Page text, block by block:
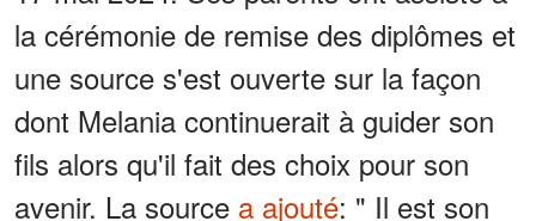
la cérémonie de remise des diplômes et
une source s'est ouverte sur la façon
dont Melania continuerait à guider son
fils alors qu'il fait des choix pour son
avenir. La source a ajouté: " Il est son